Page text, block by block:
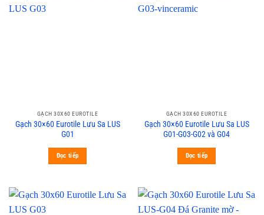
GẠCH 30X60 EUROTILE
Gạch 30×60 Eurotile Lưu Sa LUS
G01
Đọc tiếp
GẠCH 30X60 EUROTILE
Gạch 30×60 Eurotile Lưu Sa LUS
G01-G03-G02 và G04
Đọc tiếp